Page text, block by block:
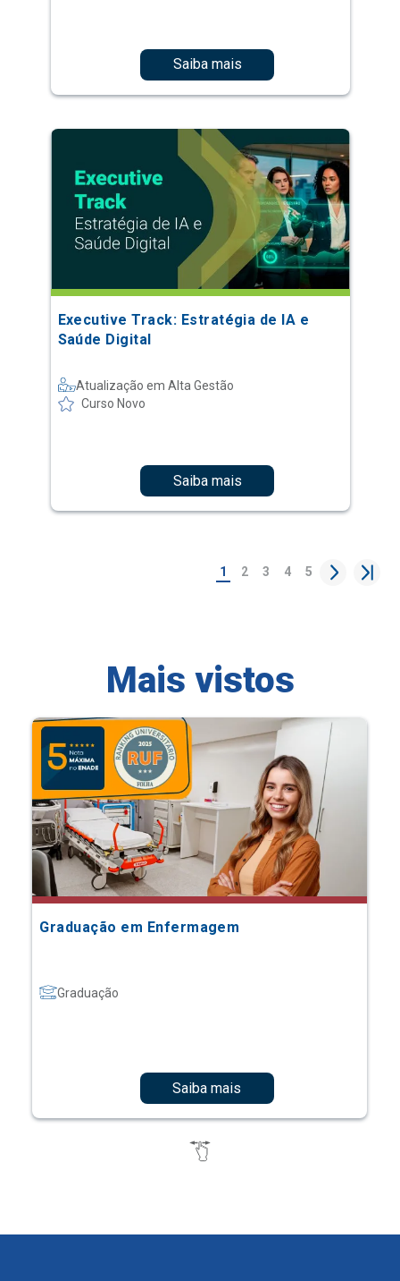
Saiba mais
Executive Track: Estratégia de IA e
Saúde Digital
Atualização em Alta Gestão
Curso Novo
Saiba mais
1 2 3 4 5
Mais vistos
Graduação em Enfermagem
Graduação
Saiba mais